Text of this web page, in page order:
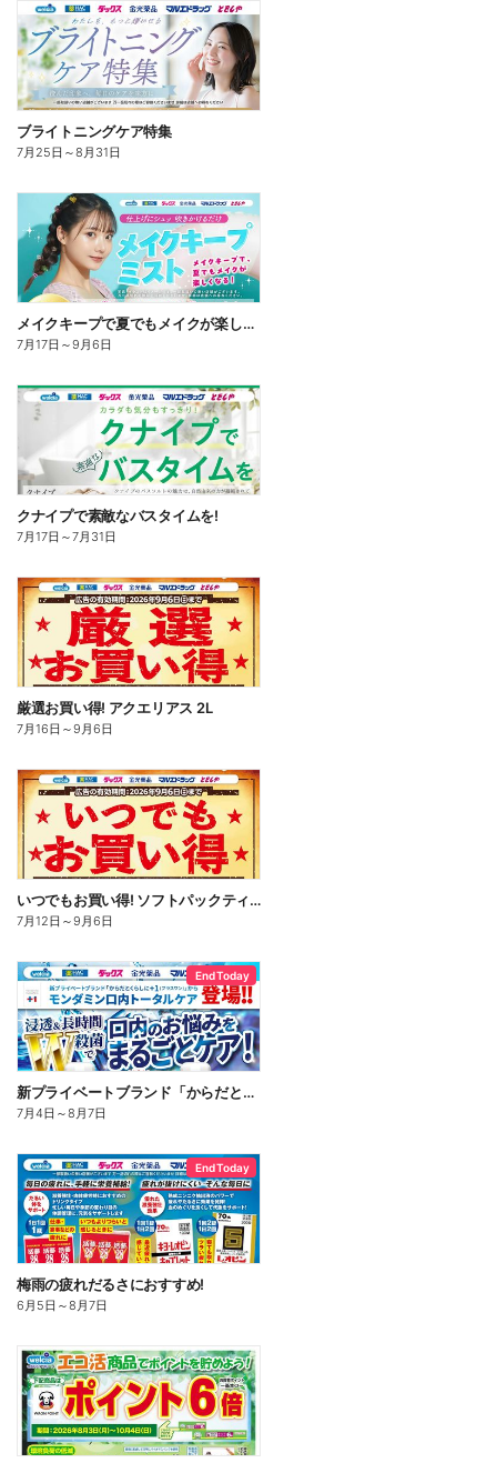
ブライトニングケア特集
7月25日 ～8月31日
メイクキープで夏でもメイクが楽しくなる!
7月17日 ～9月6日
クナイプで素敵なバスタイムを!
7月17日 ～7月31日
厳選お買い得! アクエリアス 2L
7月16日 ～9月6日
いつでもお買い得! ソフトパックティッシュ
7月12日 ～9月6日
End Today
新プライベートブランド「からだとくらしに+1(プラスワン)」よりモンダミン口内トータルケア登場!
7月4日 ～8月7日
End Today
梅雨の疲れだるさにおすすめ!
6月5日 ～8月7日